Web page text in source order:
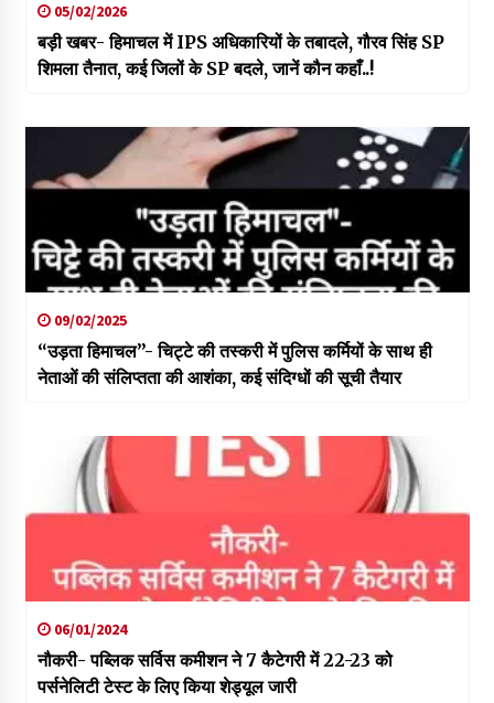
05/02/2026
बड़ी खबर- हिमाचल में IPS अधिकारियों के तबादले, गौरव सिंह SP
शिमला तैनात, कई जिलों के SP बदले, जानें कौन कहाँ..!
09/02/2025
“उड़ता हिमाचल”- चिट्टे की तस्करी में पुलिस कर्मियों के साथ ही
नेताओं की संलिप्तता की आशंका, कई संदिग्धों की सूची तैयार
06/01/2024
नौकरी- पब्लिक सर्विस कमीशन ने 7 कैटेगरी में 22-23 को
पर्सनेलिटी टेस्ट के लिए किया शेड्यूल जारी